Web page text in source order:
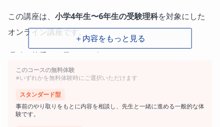
この講座は、 小学4年生〜6年生の受験理科を対象にした
オンライン講座です。
理科が苦手なお子さまの多くは、
「用語は覚えたのに問題になると解けない」
「何をどの順番で勉強すればいいかわからない」
という状態で止まってしまいます。
＋内容をもっと見る
このコースの無料体験
※いずれかを無料体験時にご選択いただけます
スタンダード型
事前のやり取りをもとに内容を相談し、先生と一緒に進める一般的な体
験です。